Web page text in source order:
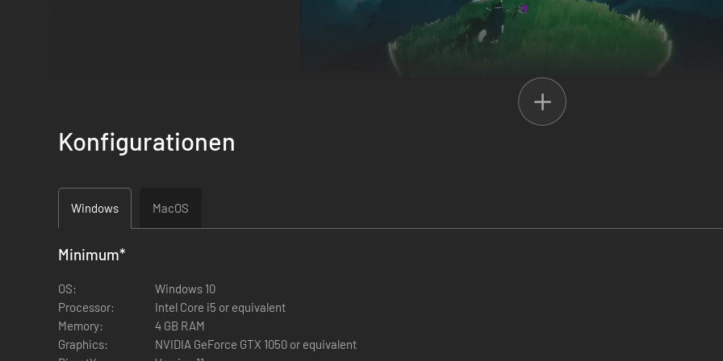
Konfigurationen
Windows MacOS
Minimum*
OS:
Windows 10
Processor:
Intel Core i5 or equivalent
Memory:
4 GB RAM
Graphics:
NVIDIA GeForce GTX 1050 or equivalent